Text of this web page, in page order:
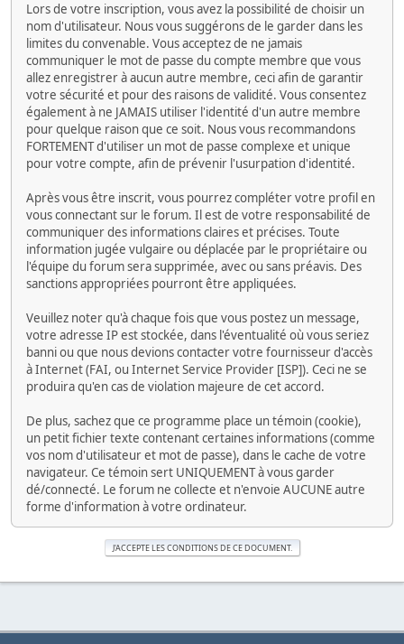
Lors de votre inscription, vous avez la possibilité de choisir un
nom d'utilisateur. Nous vous suggérons de le garder dans les
limites du convenable. Vous acceptez de ne jamais
communiquer le mot de passe du compte membre que vous
allez enregistrer à aucun autre membre, ceci afin de garantir
votre sécurité et pour des raisons de validité. Vous consentez
également à ne JAMAIS utiliser l'identité d'un autre membre
pour quelque raison que ce soit. Nous vous recommandons
FORTEMENT d'utiliser un mot de passe complexe et unique
pour votre compte, afin de prévenir l'usurpation d'identité.
Après vous être inscrit, vous pourrez compléter votre profil en
vous connectant sur le forum. Il est de votre responsabilité de
communiquer des informations claires et précises. Toute
information jugée vulgaire ou déplacée par le propriétaire ou
l'équipe du forum sera supprimée, avec ou sans préavis. Des
sanctions appropriées pourront être appliquées.
Veuillez noter qu'à chaque fois que vous postez un message,
votre adresse IP est stockée, dans l'éventualité où vous seriez
banni ou que nous devions contacter votre fournisseur d'accès
à Internet (FAI, ou Internet Service Provider [ISP]). Ceci ne se
produira qu'en cas de violation majeure de cet accord.
De plus, sachez que ce programme place un témoin (cookie),
un petit fichier texte contenant certaines informations (comme
vos nom d'utilisateur et mot de passe), dans le cache de votre
navigateur. Ce témoin sert UNIQUEMENT à vous garder
dé/connecté. Le forum ne collecte et n'envoie AUCUNE autre
forme d'information à votre ordinateur.